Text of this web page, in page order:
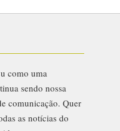
como uma
sendo nossa
comunicação. Quer
as notícias do